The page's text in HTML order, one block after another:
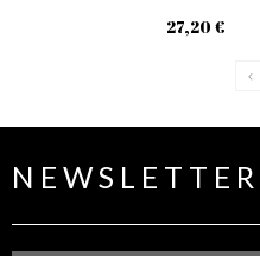
27,20 €
NEWSLETTER